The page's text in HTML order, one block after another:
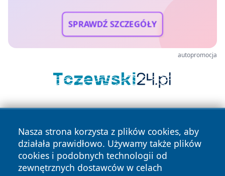
SPRAWDŹ SZCZEGÓŁY
autopromocja
Nasza strona korzysta z plików cookies, aby
działała prawidłowo. Używamy także plików
cookies i podobnych technologii od
zewnętrznych dostawców w celach
Copyright © 2026 wejherowski24.pl Wszystkie prawa